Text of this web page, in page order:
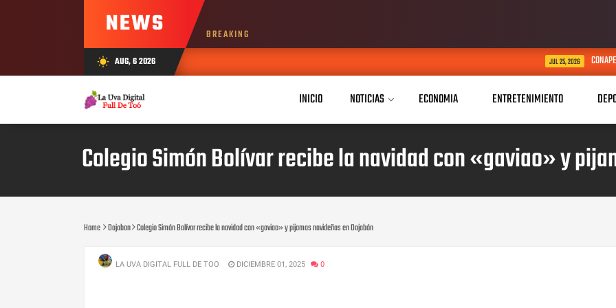
NEWS BREAKING
wb_sunny AUG, 6 2026 CONAPE Dajabón festeja por
INICIO NOTICIAS ECONOMIA ENTRETENIMIENTO
Colegio Simón Bolívar recibe la navidad con «gaviao» y
Home Dajabon Colegio Simón Bolívar recibe la navidad con «gaviao» y pijamas navideñas en Dajabón
LA UVA DIGITAL FULL DE TOO DICIEMBRE 01, 2025 0